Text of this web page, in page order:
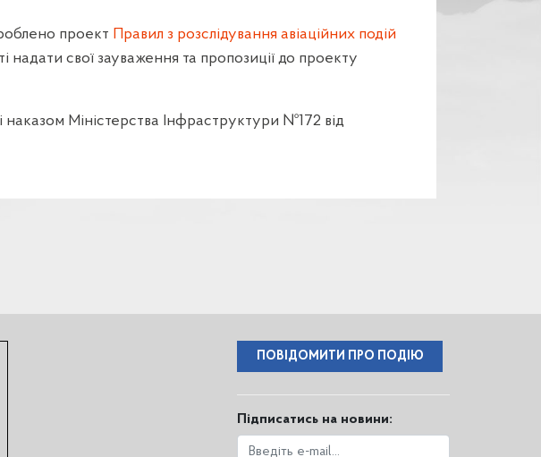
проект Правил з розслідування авіаційних подій
надати свої зауваження та пропозиції до проекту
наказом Міністерства Інфраструктури №172 від
ПОВІДОМИТИ ПРО ПОДІЮ
Підписатись на новини: